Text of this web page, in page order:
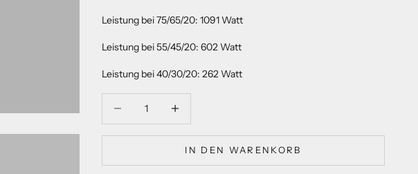
Leistung bei 75/65/20: 1091 Watt
Leistung bei 55/45/20: 602 Watt
Leistung bei 40/30/20: 262 Watt
IN DEN WARENKORB